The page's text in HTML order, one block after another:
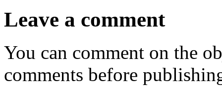
Leave a comment
You can comment on the
comments before